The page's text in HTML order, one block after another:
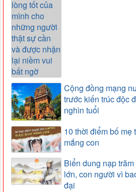
Cộng đồng mạng
trước kiến trúc độc
nghìn tuổi
10 thời điểm bố mẹ
mắng con
Biển dung nạp
lớn, con người vì
đại